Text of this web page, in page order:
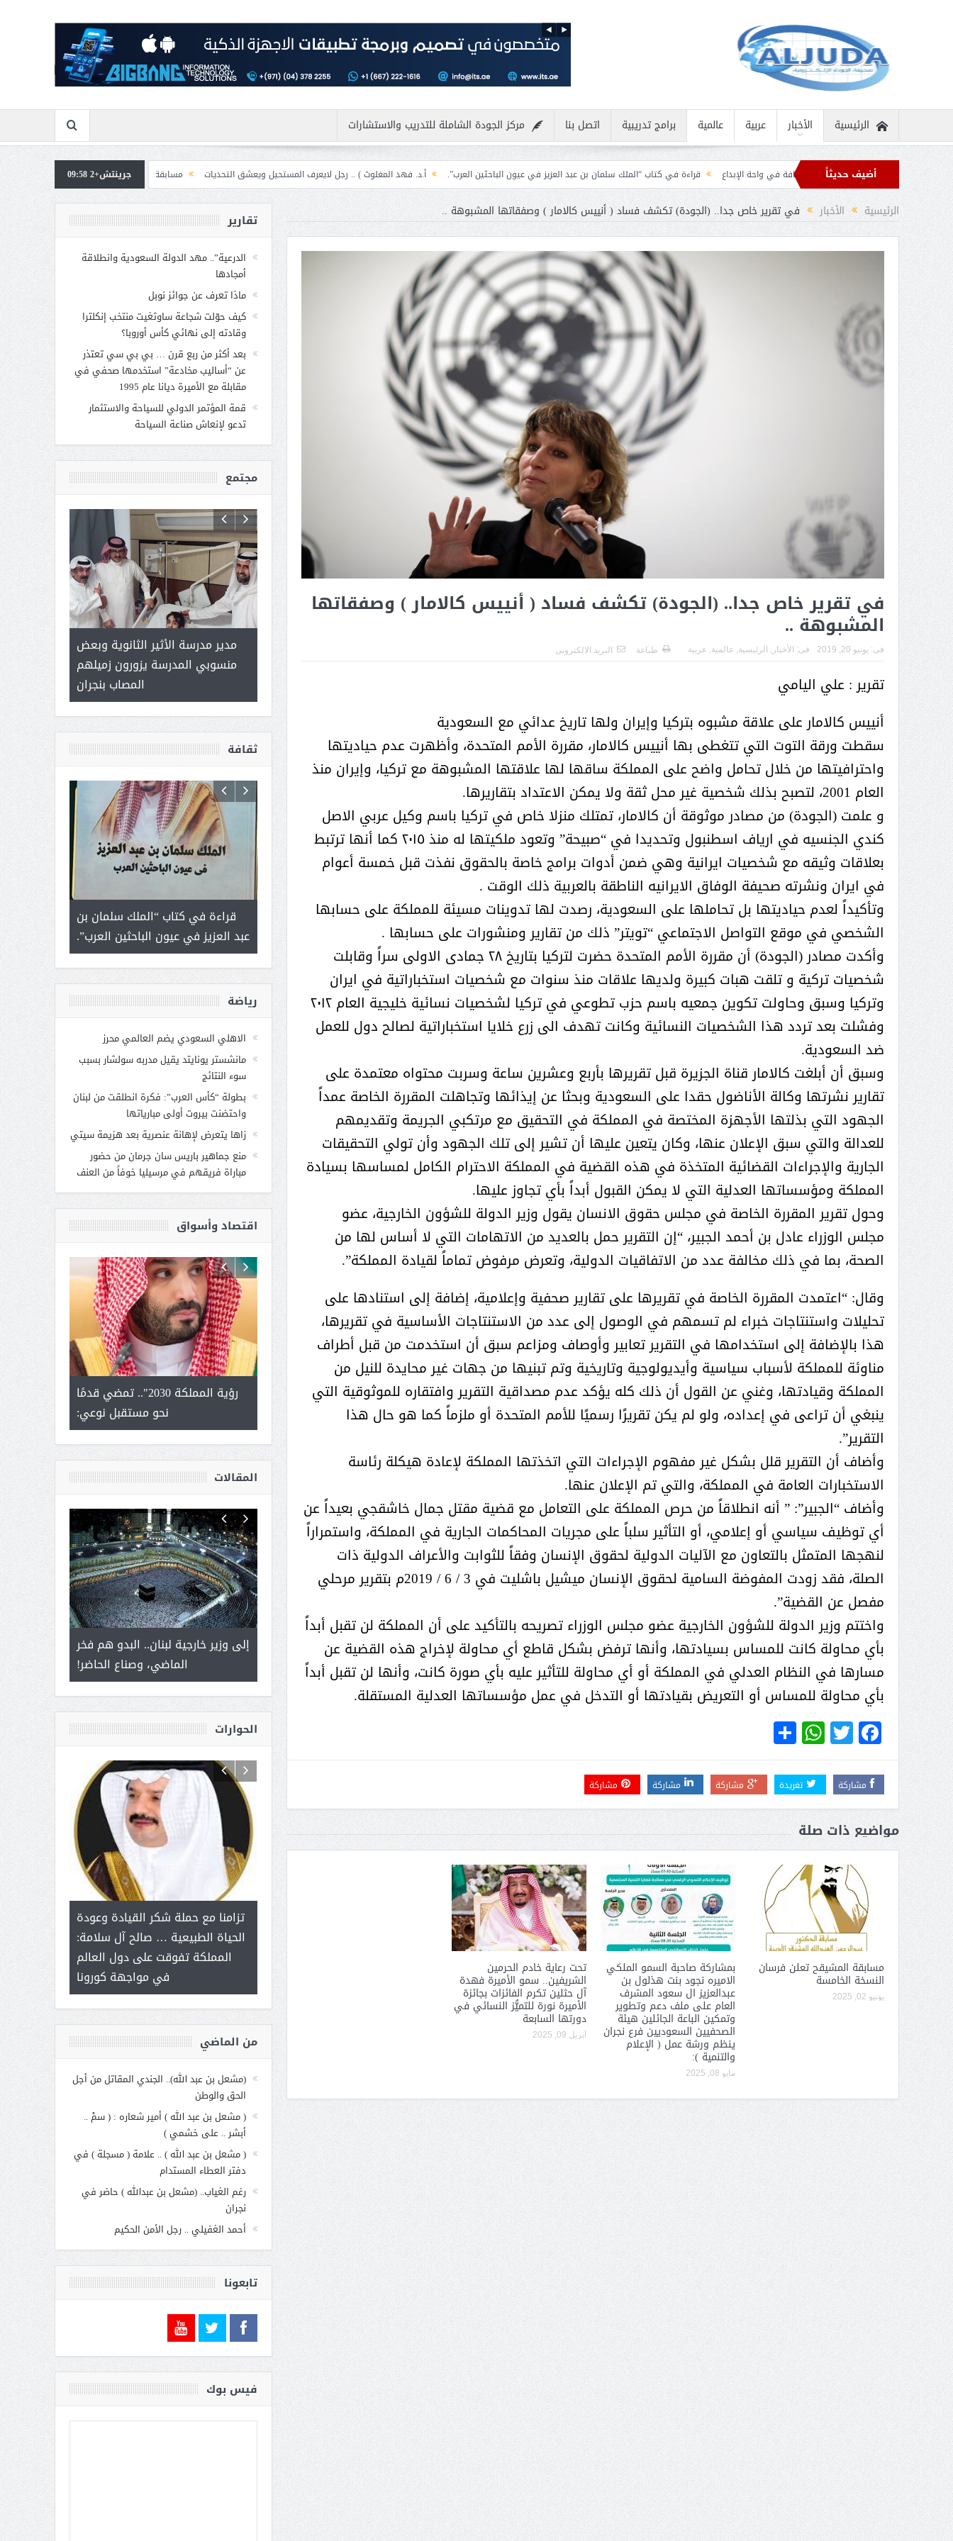
الرئيسية الأخبار عربية عالمية برامج تدريبية اتصل بنا مركز الجودة الشاملة للتدريب والاستشارات
أضيف حديثاً نادرة ثمار الثقافة في واحة الإبداع قراءة في كتاب “الملك سلمان بن عبد العزيز في عيون الباحثين العرب”. أ.د. فهد المغلوث ) .. رجل لايعرف المستحيل ويعشق التحديات مسابقة المشيقح تعلن فرسان النسخة الخامسة
بمشاركة
تهنئة من قادة الدول الإسلامية بمناسبة عيد الفطر
جرينتش+2 09:58
الرئيسية الأخبار في تقرير خاص جدا.. (الجودة) تكشف فساد ( أنييس كالامار ) وصفقاتها المشبوهة ..
في تقرير خاص جدا.. (الجودة) تكشف فساد ( أنييس كالامار ) وصفقاتها
المشبوهة ..
فى: يونيو 20, 2019 فى: الأخبار , الرئيسية, عالمية, عربية طباعة البريد الالكترونى
تقرير : علي اليامي
أنييس كالامار على علاقة مشبوه بتركيا وإيران ولها تاريخ عدائي مع السعودية
سقطت ورقة التوت التي تتغطى بها أنييس كالامار، مقررة الأمم المتحدة، وأظهرت عدم حياديتها
واحترافيتها من خلال تحامل واضح على المملكة ساقها لها علاقتها المشبوهة مع تركيا، وإيران منذ
العام 2001، لتصبح بذلك شخصية غير محل ثقة ولا يمكن الاعتداد بتقاريرها.
و علمت (الجودة) من مصادر موثوقة أن كالامار، تمتلك منزلا خاص في تركيا باسم وكيل عربي الاصل
كندي الجنسيه في ارياف اسطنبول وتحديدا في “صبيحة” وتعود ملكيتها له منذ ٢٠١٥ كما أنها ترتبط
بعلاقات وثيقه مع شخصيات ايرانية وهي ضمن أدوات برامج خاصة بالحقوق نفذت قبل خمسة أعوام
في ايران ونشرته صحيفة الوفاق الايرانيه الناطقة بالعربية ذلك الوقت .
وتأكيداً لعدم حياديتها بل تحاملها على السعودية، رصدت لها تدوينات مسيئة للمملكة على حسابها
الشخصي في موقع التواصل الاجتماعي “تويتر” ذلك من تقارير ومنشورات على حسابها .
وأكدت مصادر (الجودة) أن مقررة الأمم المتحدة حضرت لتركيا بتاريخ ٢٨ جمادى الاولى سراً وقابلت
شخصيات تركية و تلقت هبات كبيرة ولديها علاقات منذ سنوات مع شخصيات استخباراتية في ايران
وتركيا وسبق وحاولت تكوين جمعيه باسم حزب تطوعي في تركيا لشخصيات نسائية خليجية العام ٢٠١٢
وفشلت بعد تردد هذا الشخصيات النسائية وكانت تهدف الى زرع خلايا استخباراتية لصالح دول للعمل
ضد السعودية.
وسبق أن أبلغت كالامار قناة الجزيرة قبل تقريرها بأربع وعشرين ساعة وسربت محتواه معتمدة على
تقارير نشرتها وكالة الأناضول حقدا على السعودية وبحثا عن إيذائها وتجاهلت المقررة الخاصة عمداً
الجهود التي بذلتها الأجهزة المختصة في المملكة في التحقيق مع مرتكبي الجريمة وتقديمهم
للعدالة والتي سبق الإعلان عنها، وكان يتعين عليها أن تشير إلى تلك الجهود وأن تولي التحقيقات
الجارية والإجراءات القضائية المتخذة في هذه القضية في المملكة الاحترام الكامل لمساسها بسيادة
المملكة ومؤسساتها العدلية التي لا يمكن القبول أبداً بأي تجاوز عليها.
وحول تقرير المقررة الخاصة في مجلس حقوق الانسان يقول وزير الدولة للشؤون الخارجية، عضو
مجلس الوزراء عادل بن أحمد الجبير، “إن التقرير حمل بالعديد من الاتهامات التي لا أساس لها من
الصحة، بما في ذلك مخالفة عدد من الاتفاقيات الدولية، وتعرض مرفوض تماماً لقيادة المملكة”.
وقال: “اعتمدت المقررة الخاصة في تقريرها على تقارير صحفية وإعلامية، إضافة إلى استنادها على
تحليلات واستنتاجات خبراء لم تسمهم في الوصول إلى عدد من الاستنتاجات الأساسية في تقريرها،
هذا بالإضافة إلى استخدامها في التقرير تعابير وأوصاف ومزاعم سبق أن استخدمت من قبل أطراف
مناوئة للمملكة لأسباب سياسية وأيديولوجية وتاريخية وتم تبنيها من جهات غير محايدة للنيل من
المملكة وقيادتها، وغني عن القول أن ذلك كله يؤكد عدم مصداقية التقرير وافتقاره للموثوقية التي
ينبغي أن تراعى في إعداده، ولو لم يكن تقريرًا رسميًا للأمم المتحدة أو ملزماً كما هو حال هذا
التقرير”.
وأضاف أن التقرير قلل بشكل غير مفهوم الإجراءات التي اتخذتها المملكة لإعادة هيكلة رئاسة
الاستخبارات العامة في المملكة، والتي تم الإعلان عنها.
وأضاف “الجبير”: ” أنه انطلاقاً من حرص المملكة على التعامل مع قضية مقتل جمال خاشقجي بعيداً عن
أي توظيف سياسي أو إعلامي، أو التأثير سلباً على مجريات المحاكمات الجارية في المملكة، واستمراراً
لنهجها المتمثل بالتعاون مع الآليات الدولية لحقوق الإنسان وفقاً للثوابت والأعراف الدولية ذات
الصلة، فقد زودت المفوضة السامية لحقوق الإنسان ميشيل باشليت في 3 / 6 / 2019م بتقرير مرحلي
مفصل عن القضية”.
واختتم وزير الدولة للشؤون الخارجية عضو مجلس الوزراء تصريحه بالتأكيد على أن المملكة لن تقبل أبداً
بأي محاولة كانت للمساس بسيادتها، وأنها ترفض بشكل قاطع أي محاولة لإخراج هذه القضية عن
مسارها في النظام العدلي في المملكة أو أي محاولة للتأثير عليه بأي صورة كانت، وأنها لن تقبل أبداً
بأي محاولة للمساس أو التعريض بقيادتها أو التدخل في عمل مؤسساتها العدلية المستقلة.
Facebook
Twitter
WhatsApp
مشاركة تغريدة مشاركة مشاركة مشاركة
مواضيع ذات صلة
مسابقة المشيقح تعلن فرسان
النسخة الخامسة
يونيو 02, 2025
بمشاركة صاحبة السمو الملكي
الاميره نجود بنت هذلول بن
عبدالعزيز ال سعود المشرف
العام على ملف دعم وتطوير
وتمكين الباعة الجائلين هيئة
الصحفيين السعوديين فرع نجران
ينظم ورشة عمل ( الإعلام
والتنمية ):
مايو 08, 2025
تحت رعاية خادم الحرمين
الشريفين.. سمو الأميرة فهدة
آل حثلين تكرم الفائزات بجائزة
الأميرة نورة للتميُّز النسائي في
دورتها السابعة
أبريل 09, 2025
تقارير
الدرعية”.. مهد الدولة السعودية وانطلاقة
أمجادها
ماذا تعرف عن جوائز نوبل
كيف حوّلت شجاعة ساوثغيت منتخب إنكلترا
وقادته إلى نهائي كأس أوروبا؟
بعد أكثر من ربع قرن … بي بي سي تعتذر
عن “أساليب مخادعة” استخدمها صحفي في
مقابلة مع الأميرة ديانا عام 1995
قمة المؤتمر الدولي للسياحة والاستثمار
تدعو لإنعاش صناعة السياحة
مجتمع
( محمد
مدير مدرسة الأثير الثانوية وبعض
منسوبي المدرسة يزورون زميلهم
المصاب بنجران
الأميرة (نجود بنت هذلول ) .. ميراث
العطاء
أمل البنيان .. طبيبة فوق العادة .:
( محمد عوضه البريدي) .. رجل أعمال
ثقافة
قراءة في كتاب “الملك سلمان بن
عبد العزيز في عيون الباحثين العرب”.
أ.د. فهد المغلوث ) .. رجل لايعرف
المستحيل ويعشق التحديات
مسابقة المشيقح تعلن فرسان
النسخة الخامسة
بمشاركة صاحبة السمو الملكي
الاميره نجود بنت هذلول بن
عبدالعزيز ال سعود المشرف العام
على ملف دعم وتطوير وتمكين
الباعة الجائلين هيئة الصحفيين
السعوديين فرع نجران ينظم ورشة
عمل ( الإعلام والتنمية ):
الثقافة في واحة الإبداع
رياضة
الاهلي السعودي يضم العالمي محرز
مانشستر يونايتد يقيل مدربه سولشار بسبب
سوء النتائج
بطولة “كأس العرب”: فكرة انطلقت من لبنان
واحتضنت بيروت أولى مبارياتها
زاها يتعرض لإهانة عنصرية بعد هزيمة سيتي
منع جماهير باريس سان جرمان من حضور
مباراة فريقهم في مرسيليا خوفاً من العنف
اقتصاد وأسواق
الشيخ
يحصل على
رؤية المملكة 2030".. تمضي قدمًا
نحو مستقبل نوعي:
المؤشرات الجغرافية للتمور ورشة
عمل ينظمها موسم عنيزة
الشيخ صالح بن حسين آل سلامة
يحصل على الدكتوراة في الإدارة من
المقالات
سلمان بن
إلى وزير خارجية لبنان.. البدو هم فخر
الماضي، وصناع الحاضر!
( مشعل بن عبد الله ) .. أمير يحمل
جينات الوطن ويتغذى من عشق
القيادة
حوار يحمل جينات الوطن مع الأمير
مشعل بن عبد الله بن عبد العزيز
( مشعل بن عبد الله ) … عاشق
نجران
عبد العزيز.. ملك القلوب
الحوارات
للإبداع
مع الأمين
بنت
تزامنا مع حملة شكر القيادة وعودة
الحياة الطبيعية … صالح آل سلامة:
المملكة تفوقت على دول العالم
في مواجهة كورونا
رئيس غرفة نجران محيميد آل شرمه:
الانتخابات لن تؤثر على برامج
المجلس والشفافية هي أساس
عملنا
عضو مجلس الشارقة الرياضي
والمدير السابق للأكاديمية الأولمبية
في الامارات د . عبد الملك جاني :
منتدى ( اكتشاف المواهب
الاجتماعية ) فرصة للتوأمة بين
الرياضة والعمل الاجتماعي
وزير حقوق الإنسان اليمني يؤكد أن
الميليشيا ترتكب جرائم إنسانية
بشكل يومي محمد عسكر لـ« البيان
»: «عاصفة الحزم» بوابة الردع
العربي لأطماع إيران
انعقاد ملتقى (الوطن
السعودي).. حوار استثنائي
لجائزة الأميرة صيتة
العزيز للتميز في العمل
أ. د فهد المغلوث
من الماضي
(مشعل بن عبد الله).. الجندي المقاتل من أجل
الحق والوطن
( مشعل بن عبد الله ) أمير شعاره : ( سمْ ..
أبشر .. على خشمي )
( مشعل بن عبد الله ) .. علامة ( مسجلة ) في
دفتر العطاء المستدام
رغم الغياب.. (مشعل بن عبدالله ) حاضر في
نجران
أحمد الغفيلي .. رجل الأمن الحكيم
تابعونا
فيس بوك